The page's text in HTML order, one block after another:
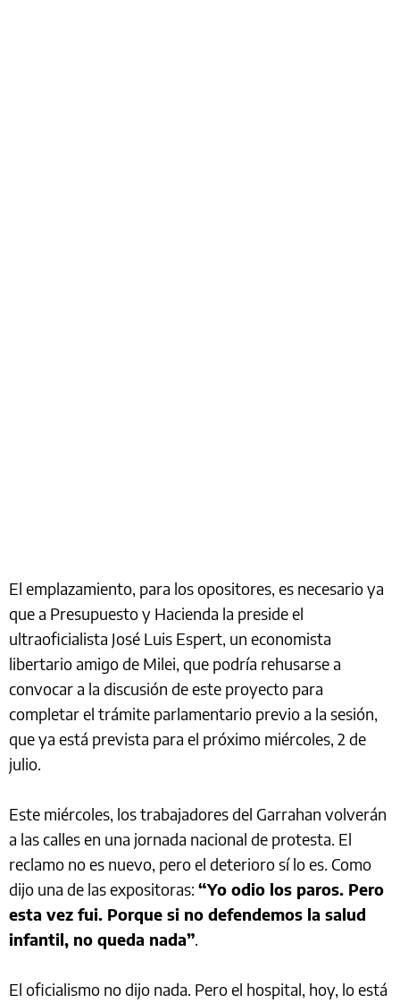
El emplazamiento, para los opositores, es necesario ya
que a Presupuesto y Hacienda la preside el
ultraoficialista José Luis Espert, un economista
libertario amigo de Milei, que podría rehusarse a
convocar a la discusión de este proyecto para
completar el trámite parlamentario previo a la sesión,
que ya está prevista para el próximo miércoles, 2 de
julio.
Este miércoles, los trabajadores del Garrahan volverán
a las calles en una jornada nacional de protesta. El
reclamo no es nuevo, pero el deterioro sí lo es. Como
dijo una de las expositoras: “Yo odio los paros. Pero
esta vez fui. Porque si no defendemos la salud
infantil, no queda nada”.
El oficialismo no dijo nada. Pero el hospital, hoy, lo está